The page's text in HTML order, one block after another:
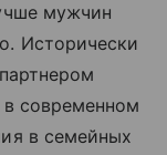
мужчин
Исторически
современном
в семейных